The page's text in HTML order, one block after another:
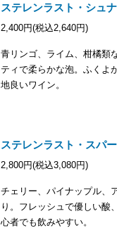
ステレンラスト・シュ
2,400円(税込2,640円)
青リンゴ、ライム、柑橘類
ティで柔らかな泡。ふくよ
地良いワイン。
ステレンラスト・スパ
2,800円(税込3,080円)
チェリー、パイナップル、
り。フレッシュで優しい酸
心者でも飲みやすい。